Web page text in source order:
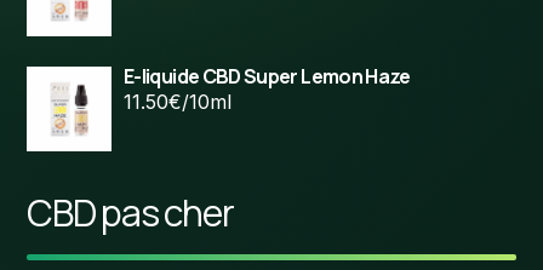
E-liquide CBD Super Lemon Haze
11.50€/10ml
CBD pas cher